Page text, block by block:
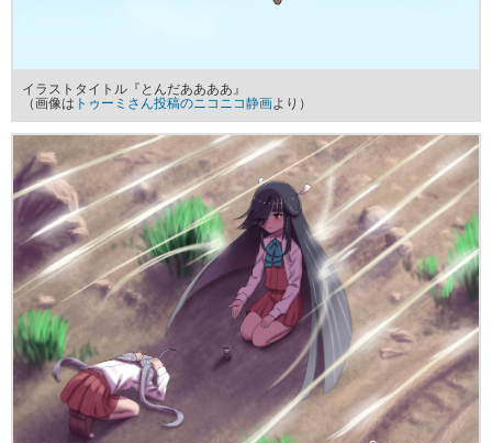
イラストタイトル『とんだああああ』
（画像は トゥーミさん投稿のニコニコ静画より）